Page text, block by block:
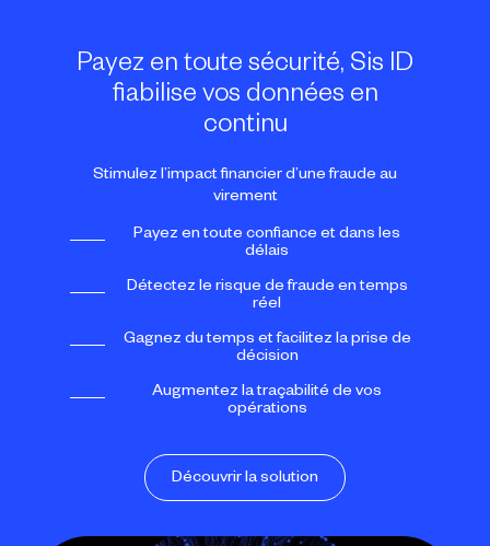
Payez en toute sécurité, Sis ID
fiabilise vos données en
continu
Stimulez l’impact financier d’une fraude au
virement
Payez en toute confiance et dans les
délais
Détectez le risque de fraude en temps
réel
Gagnez du temps et facilitez la prise de
décision
Augmentez la traçabilité de vos
opérations
Découvrir la solution